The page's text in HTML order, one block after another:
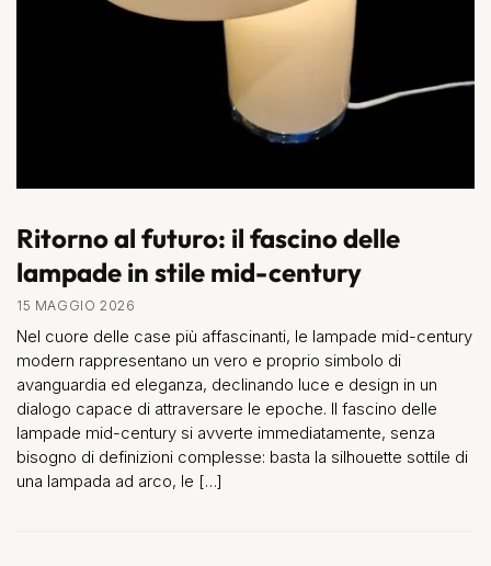
Ritorno al futuro: il fascino delle
lampade in stile mid-century
15 MAGGIO 2026
Nel cuore delle case più affascinanti, le lampade mid-century
modern rappresentano un vero e proprio simbolo di
avanguardia ed eleganza, declinando luce e design in un
dialogo capace di attraversare le epoche. Il fascino delle
lampade mid-century si avverte immediatamente, senza
bisogno di definizioni complesse: basta la silhouette sottile di
una lampada ad arco, le […]